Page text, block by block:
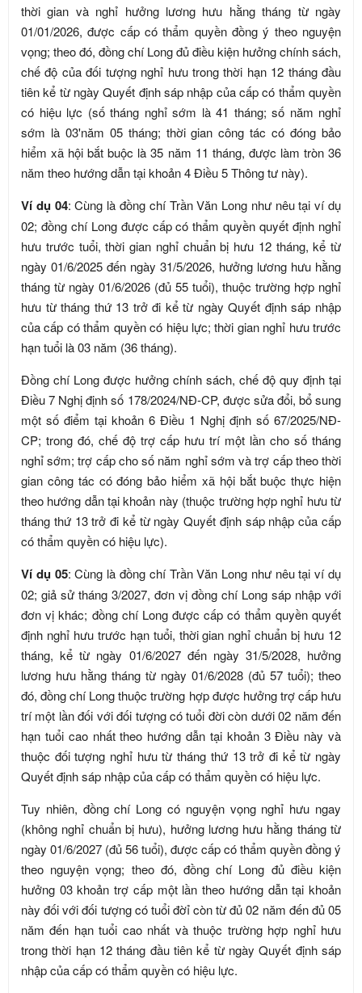
thời gian và nghỉ hưởng lương hưu hằng tháng từ ngày
01/01/2026, được cấp có thẩm quyền đồng ý theo nguyện
vọng; theo đó, đồng chí Long đủ điều kiện hưởng chính sách,
chế độ của đối tượng nghỉ hưu trong thời hạn 12 tháng đầu
tiên kể từ ngày Quyết định sáp nhập của cấp có thẩm quyền
có hiệu lực (số tháng nghỉ sớm là 41 tháng; số năm nghỉ
sớm là 03'năm 05 tháng; thời gian công tác có đóng bảo
hiểm xã hội bắt buộc là 35 năm 11 tháng, được làm tròn 36
năm theo hướng dẫn tại khoản 4 Điều 5 Thông tư này).
Ví dụ 04: Cùng là đồng chí Trần Văn Long như nêu tại ví dụ
02; đồng chí Long được cấp có thẩm quyền quyết định nghỉ
hưu trước tuổi, thời gian nghỉ chuẩn bị hưu 12 tháng, kể từ
ngày 01/6/2025 đến ngày 31/5/2026, hưởng lương hưu hằng
tháng từ ngày 01/6/2026 (đủ 55 tuổi), thuộc trường hợp nghỉ
hưu từ tháng thứ 13 trở đi kể từ ngày Quyết định sáp nhập
của cấp có thẩm quyền có hiệu lực; thời gian nghỉ hưu trước
hạn tuổi là 03 năm (36 tháng).
Đồng chí Long được hưởng chính sách, chế độ quy định tại
Điều 7 Nghị định số 178/2024/NĐ-CP, được sửa đổi, bổ sung
một số điểm tại khoản 6 Điều 1 Nghị định số 67/2025/NĐ-
CP; trong đó, chế độ trợ cấp hưu trí một lần cho số tháng
nghỉ sớm; trợ cấp cho số năm nghỉ sớm và trợ cấp theo thời
gian công tác có đóng bảo hiểm xã hội bắt buộc thực hiện
theo hướng dẫn tại khoản này (thuộc trường hợp nghỉ hưu từ
tháng thứ 13 trở đi kể từ ngày Quyết định sáp nhập của cấp
có thẩm quyền có hiệu lực).
Ví dụ 05: Cùng là đồng chí Trần Văn Long như nêu tại ví dụ
02; giả sử tháng 3/2027, đơn vị đồng chí Long sáp nhập với
đơn vị khác; đồng chí Long được cấp có thẩm quyền quyết
định nghỉ hưu trước hạn tuổi, thời gian nghỉ chuẩn bị hưu 12
tháng, kể từ ngày 01/6/2027 đến ngày 31/5/2028, hưởng
lương hưu hằng tháng từ ngày 01/6/2028 (đủ 57 tuổi); theo
đó, đồng chí Long thuộc trường hợp được hưởng trợ cấp hưu
trí một lần đối với đối tượng có tuổi đời còn dưới 02 năm đến
hạn tuổi cao nhất theo hướng dẫn tại khoản 3 Điều này và
thuộc đối tượng nghỉ hưu từ tháng thứ 13 trở đi kể từ ngày
Quyết định sáp nhập của cấp có thẩm quyền có hiệu lực.
Tuy nhiên, đồng chí Long có nguyện vọng nghỉ hưu ngay
(không nghỉ chuẩn bị hưu), hưởng lương hưu hằng tháng từ
ngày 01/6/2027 (đủ 56 tuổi), được cấp có thẩm quyền đồng ý
theo nguyện vọng; theo đó, đồng chí Long đủ điều kiện
hưởng 03 khoản trợ cấp một lần theo hướng dẫn tại khoản
này đối với đối tượng có tuổi đờỉ còn từ đủ 02 năm đến đủ 05
năm đến hạn tuổi cao nhất và thuộc trường hợp nghỉ hưu
trong thời hạn 12 tháng đầu tiên kể từ ngày Quyết định sáp
nhập của cấp có thẩm quyền có hiệu lực.